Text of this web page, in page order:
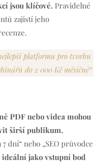
jsou klíčové. Pravidelné
zajistí jeho
platformu pro tvorbu
do 2 000 Kč měsíčně“
PDF nebo videa mohou
širší publikum.
dní“ nebo „SEO průvodce
jako vstupní bod